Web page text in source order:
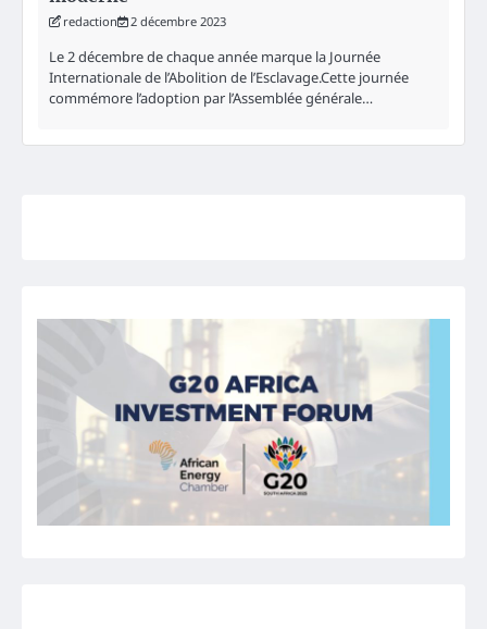
redaction 2 décembre 2023
Le 2 décembre de chaque année marque la Journée
Internationale de l’Abolition de l’Esclavage.Cette journée
commémore l’adoption par l’Assemblée générale…